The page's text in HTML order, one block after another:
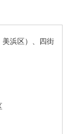
浜区）、四街